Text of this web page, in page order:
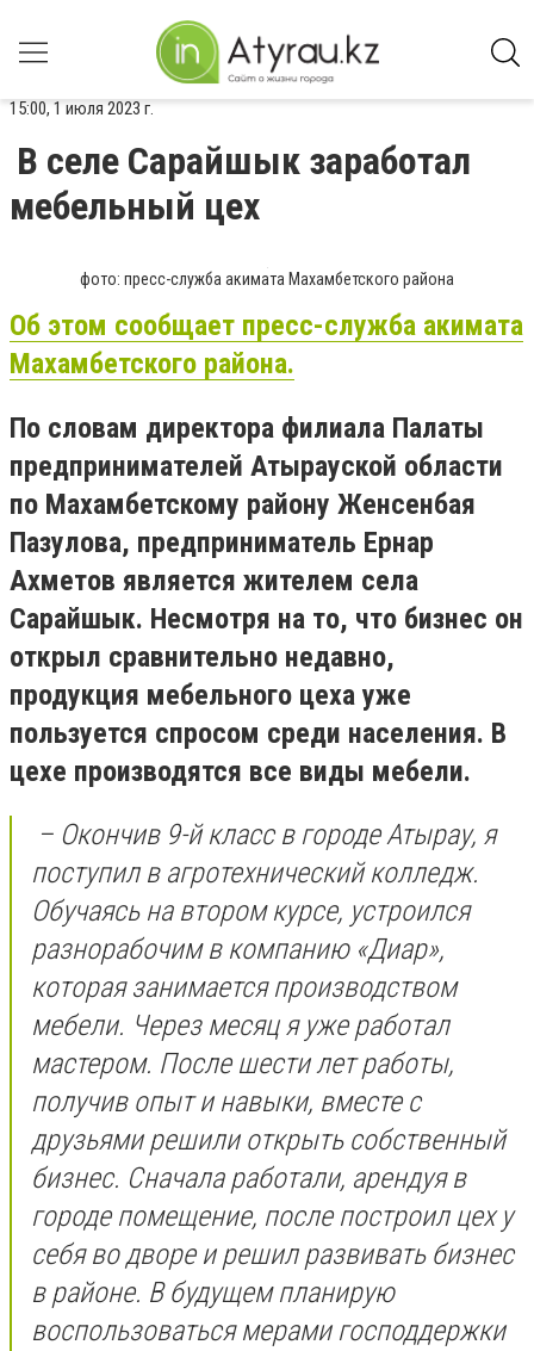
15:00, 1 июля 2023 г.
В селе Сарайшык заработал
мебельный цех
фото: пресс-служба акимата Махамбетского района
Об этом сообщает пресс-служба акимата
Махамбетского района.
По словам директора филиала Палаты
предпринимателей Атырауской области
по Махамбетскому району Женсенбая
Пазулова, предприниматель Ернар
Ахметов является жителем села
Сарайшык. Несмотря на то, что бизнес он
открыл сравнительно недавно,
продукция мебельного цеха уже
пользуется спросом среди населения. В
цехе производятся все виды мебели.
– Окончив 9-й класс в городе Атырау, я
поступил в агротехнический колледж.
Обучаясь на втором курсе, устроился
разнорабочим в компанию «Диар»,
которая занимается производством
мебели. Через месяц я уже работал
мастером. После шести лет работы,
получив опыт и навыки, вместе с
друзьями решили открыть собственный
бизнес. Сначала работали, арендуя в
городе помещение, после построил цех у
себя во дворе и решил развивать бизнес
в районе. В будущем планирую
воспользоваться мерами господдержки